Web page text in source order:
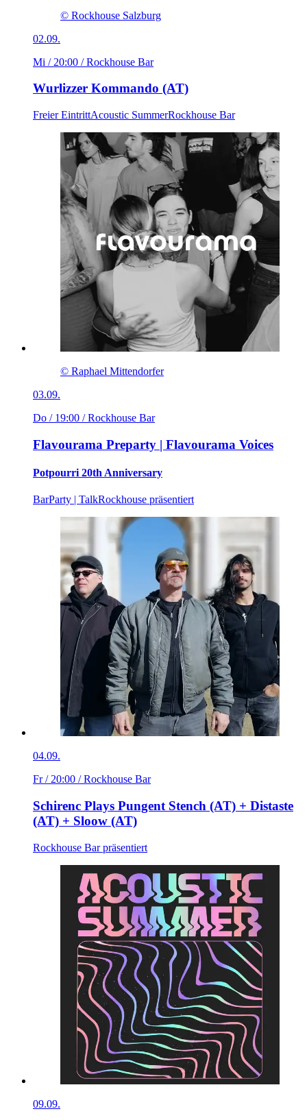
© Rockhouse Salzburg
02.09.
Mi / 20:00 / Rockhouse Bar
Wurlizzer Kommando (AT)
Freier EintrittAcoustic SummerRockhouse Bar
© Raphael Mittendorfer
03.09.
Do / 19:00 / Rockhouse Bar
Flavourama Preparty | Flavourama Voices
Potpourri 20th Anniversary
BarParty | TalkRockhouse präsentiert
04.09.
Fr / 20:00 / Rockhouse Bar
Schirenc Plays Pungent Stench (AT) + Distaste
(AT) + Sloow (AT)
Rockhouse Bar präsentiert
09.09.